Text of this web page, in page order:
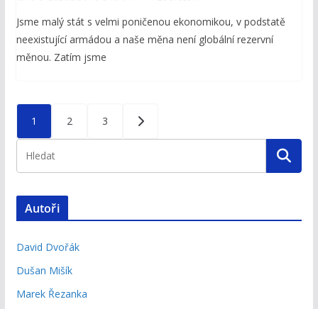
Jsme malý stát s velmi poničenou ekonomikou, v podstatě
neexistující armádou a naše měna není globální rezervní
měnou. Zatím jsme
Stránkování
příspěvků
1 2 3
Autoři
David Dvořák
Dušan Mišík
Marek Řezanka